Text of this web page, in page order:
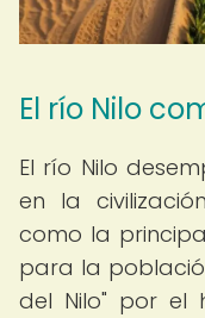
El río Nilo
El río Nilo
en la
como la
para la
del Nilo" por el